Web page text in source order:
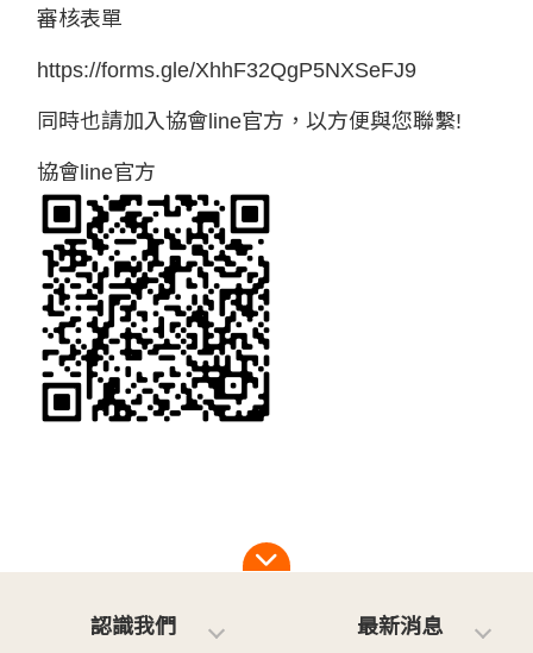
審核表單
https://forms.gle/XhhF32QgP5NXSeFJ9
同時也請加入協會line官方，以方便與您聯繫!
協會line官方
認識我們 最新消息